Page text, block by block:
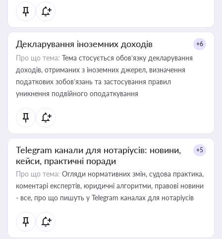
Декларування іноземних доходів +6
Про що тема: Тема стосується обов’язку декларування
доходів, отриманих з іноземних джерел, визначення
податкових зобов’язань та застосування правил
уникнення подвійного оподаткування
Telegram канали для нотаріусів: новини,
кейси, практичні поради
+5
Про що тема: Огляди нормативних змін, судова практика,
коментарі експертів, юридичні алгоритми, правові новини
- все, про що пишуть у Telegram каналах для нотаріусів